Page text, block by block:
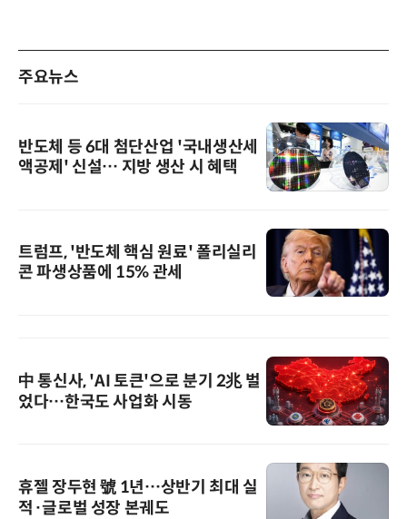
주요뉴스
반도체 등 6대 첨단산업 '국내생산세
액공제' 신설… 지방 생산 시 혜택
트럼프, '반도체 핵심 원료' 폴리실리
콘 파생상품에 15% 관세
中 통신사, 'AI 토큰'으로 분기 2兆 벌
었다…한국도 사업화 시동
휴젤 장두현 號 1년…상반기 최대 실
적·글로벌 성장 본궤도